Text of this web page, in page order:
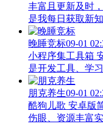
丰富且更新及时
是我每日获取新
晚睡竞标09-01
小程序集工具箱
是开发工具、学
朋克养生09-01
酷狗儿歌 安卓版
伤眼、资源丰富